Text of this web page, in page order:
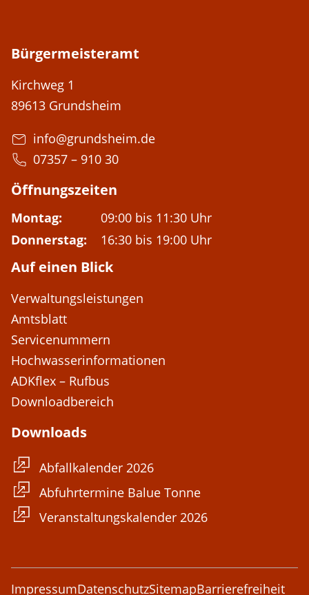
Bürgermeisteramt
Adresse:
Kirchweg 1
89613 Grundsheim
E-Mail-Adresse:
info@grundsheim.de
Telefon:
07357 – 910 30
Öffnungszeiten
Montag:
09:00 bis 11:30 Uhr
Donnerstag:
16:30 bis 19:00 Uhr
Auf einen Blick
Verwaltungsleistungen
Amtsblatt
Servicenummern
Hochwasserinformationen
ADKflex – Rufbus
Downloadbereich
Downloads
Abfallkalender 2026
Abfuhrtermine Balue Tonne
Veranstaltungskalender 2026
ImpressumDatenschutzSitemapBarrierefreiheit